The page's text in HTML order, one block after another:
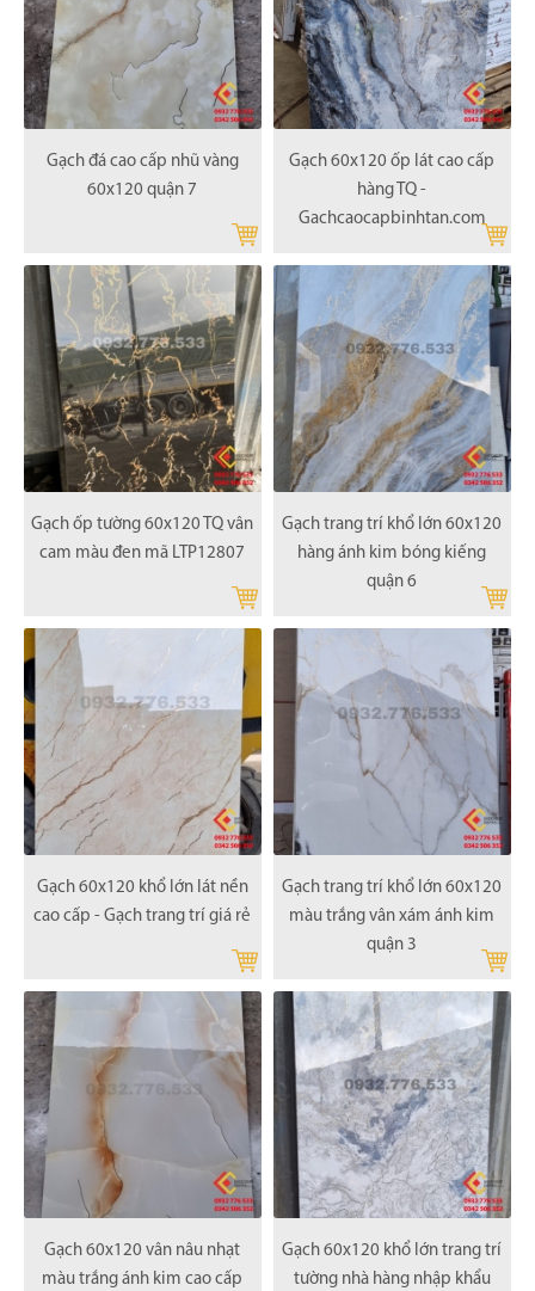
Gạch đá cao cấp nhũ vàng
60x120 quận 7
Gạch 60x120 ốp lát cao cấp
hàng TQ -
Gachcaocapbinhtan.com
Gạch ốp tường 60x120 TQ vân
cam màu đen mã LTP12807
Gạch trang trí khổ lớn 60x120
hàng ánh kim bóng kiếng
quận 6
Gạch 60x120 khổ lớn lát nền
cao cấp - Gạch trang trí giá rẻ
Gạch trang trí khổ lớn 60x120
màu trắng vân xám ánh kim
quận 3
Gạch 60x120 vân nâu nhạt
màu trắng ánh kim cao cấp
Gạch 60x120 khổ lớn trang trí
tường nhà hàng nhập khẩu